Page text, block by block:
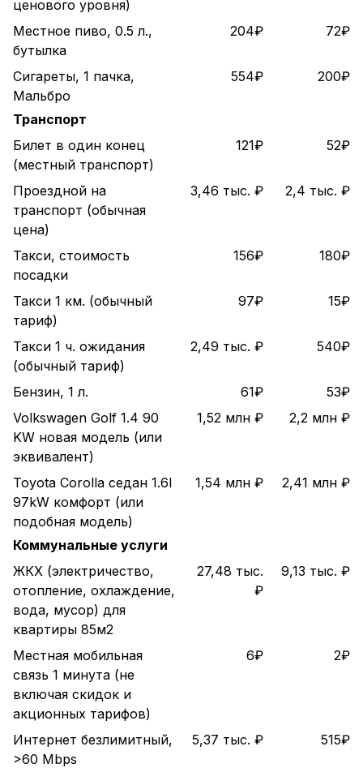
ценового уровня)
Местное пиво, 0.5 л.,
бутылка
204₽ 72₽
Сигареты, 1 пачка,
Мальбро
554₽ 200₽
Транспорт
Билет в один конец
(местный транспорт)
121₽ 52₽
Проездной на
транспорт (обычная
цена)
3,46 тыс. ₽ 2,4 тыс. ₽
Такси, стоимость
посадки
156₽ 180₽
Такси 1 км. (обычный
тариф)
97₽ 15₽
Такси 1 ч. ожидания
(обычный тариф)
2,49 тыс. ₽ 540₽
Бензин, 1 л. 61₽
53₽
Volkswagen Golf 1.4 90
KW новая модель (или
эквивалент)
1,52 млн ₽ 2,2 млн ₽
Toyota Corolla седан 1.6l
97kW комфорт (или
подобная модель)
1,54 млн ₽ 2,41 млн ₽
Коммунальные услуги
ЖКХ (электричество,
отопление, охлаждение,
вода, мусор) для
квартиры 85м2
27,48 тыс.
₽
9,13 тыс. ₽
Местная мобильная
связь 1 минута (не
включая скидок и
акционных тарифов)
6₽ 2₽
Интернет безлимитный,
>60 Mbps
5,37 тыс. ₽ 515₽